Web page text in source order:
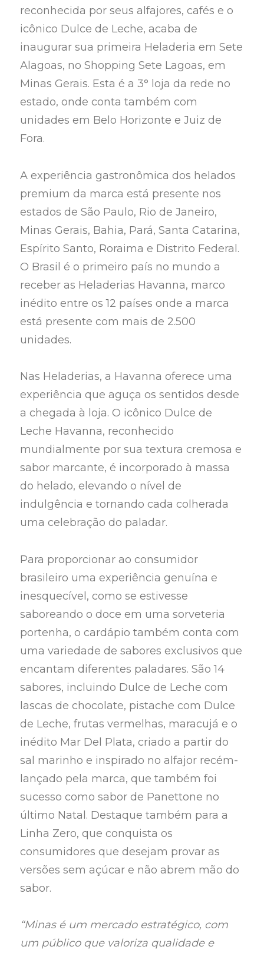
reconhecida por seus alfajores, cafés e o
icônico Dulce de Leche, acaba de
inaugurar sua primeira Heladeria em Sete
Alagoas, no Shopping Sete Lagoas, em
Minas Gerais. Esta é a 3° loja da rede no
estado, onde conta também com
unidades em Belo Horizonte e Juiz de
Fora.
A experiência gastronômica dos helados
premium da marca está presente nos
estados de São Paulo, Rio de Janeiro,
Minas Gerais, Bahia, Pará, Santa Catarina,
Espírito Santo, Roraima e Distrito Federal.
O Brasil é o primeiro país no mundo a
receber as Heladerias Havanna, marco
inédito entre os 12 países onde a marca
está presente com mais de 2.500
unidades.
Nas Heladerias, a Havanna oferece uma
experiência que aguça os sentidos desde
a chegada à loja. O icônico Dulce de
Leche Havanna, reconhecido
mundialmente por sua textura cremosa e
sabor marcante, é incorporado à massa
do helado, elevando o nível de
indulgência e tornando cada colherada
uma celebração do paladar.
Para proporcionar ao consumidor
brasileiro uma experiência genuína e
inesquecível, como se estivesse
saboreando o doce em uma sorveteria
portenha, o cardápio também conta com
uma variedade de sabores exclusivos que
encantam diferentes paladares. São 14
sabores, incluindo Dulce de Leche com
lascas de chocolate, pistache com Dulce
de Leche, frutas vermelhas, maracujá e o
inédito Mar Del Plata, criado a partir do
sal marinho e inspirado no alfajor recém-
lançado pela marca, que também foi
sucesso como sabor de Panettone no
último Natal. Destaque também para a
Linha Zero, que conquista os
consumidores que desejam provar as
versões sem açúcar e não abrem mão do
sabor.
“Minas é um mercado estratégico, com
um público que valoriza qualidade e